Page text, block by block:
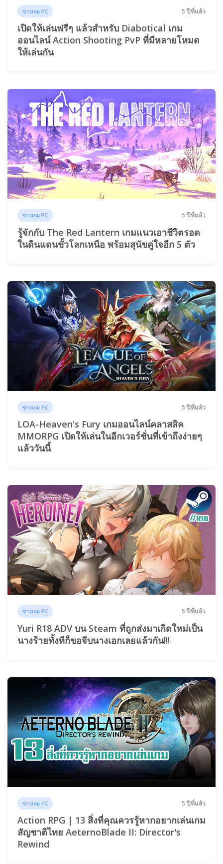
ข่าวเกม PC 5 ปีที่แล้ว
เปิดให้เล่นฟรีๆ แล้วสำหรับ Diabotical เกม
ออนไลน์ Action Shooting PvP ที่มีหลายโหมด
ให้เล่นกัน
ข่าวเกม PC 5 ปีที่แล้ว
รู้จักกับ The Red Lantern เกมแนวเอาชีวิตรอด
ในดินแดนขั้วโลกเหนือ พร้อมสุนัขคู่ใจอีก 5 ตัว
ข่าวเกม PC 5 ปีที่แล้ว
LOA-Heaven's Fury เกมออนไลน์คลาสสิค
MMORPG เปิดให้เล่นในอีกเวอร์ชั่นที่เข้าถึงง่ายๆ
แล้ววันนี้
ข่าวเกม PC 5 ปีที่แล้ว
Yuri R18 ADV บน Steam ที่ถูกส่งมาเกิดใหม่เป็น
นางร้ายทั้งทีก็ขอจีบนางเอกเลยแล้วกัน!!!
ข่าวเกม PC 5 ปีที่แล้ว
Action RPG | 13 สิ่งที่คุณควรรู้หากอยากเล่นเกม
สัญชาติไทย AeternoBlade II: Director's
Rewind